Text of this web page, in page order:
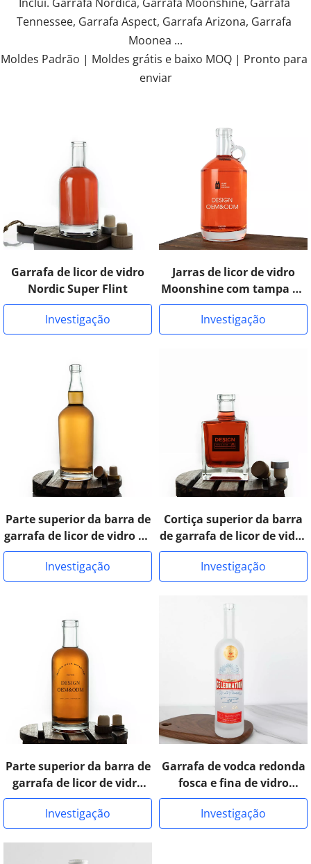
Tennessee, Garrafa Aspect, Garrafa Arizona, Garrafa
Moonea ...
Moldes Padrão | Moldes grátis e baixo MOQ | Pronto para
enviar
Garrafa de licor de vidro
Nordic Super Flint
Investigação
Jarras de licor de vidro
Moonshine com tampa de
barra
Investigação
Parte superior da barra de
garrafa de licor de vidro do
Tennessee
Investigação
Cortiça superior da barra
de garrafa de licor de vidro
super sílex de formato
quadrado
Investigação
Parte superior da barra de
garrafa de licor de vidro
transparente Aspect
Investigação
Garrafa de vodca redonda
fosca e fina de vidro
Arizona
Investigação